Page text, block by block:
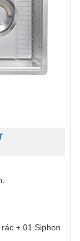
+ 01 Siphon